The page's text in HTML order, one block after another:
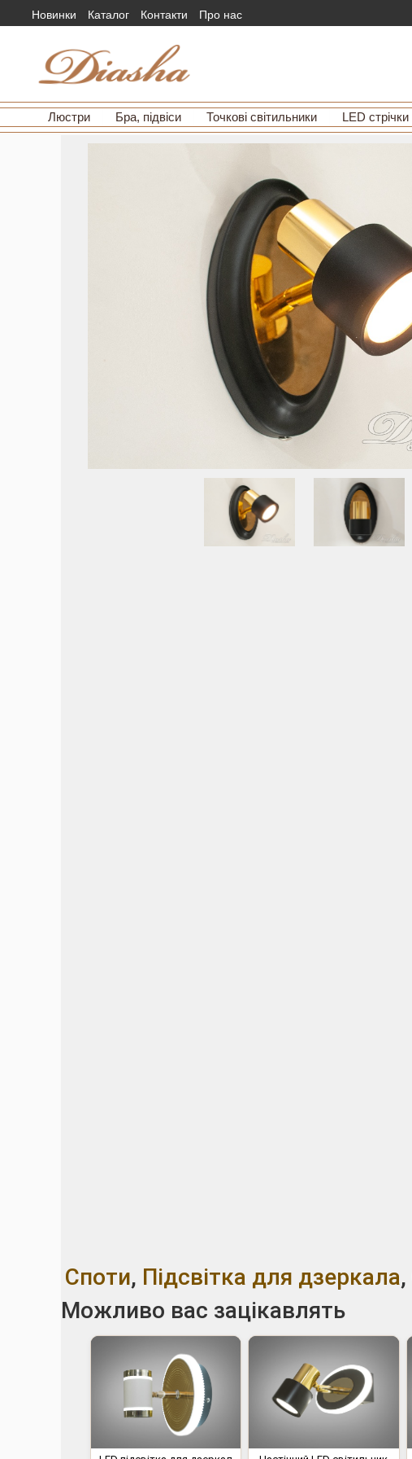
Новинки Каталог Контакти Про нас
Люстри Бра, підвіси Точкові світильники LED стрічки
Споти, Підсвітка для дзеркала,
Можливо вас зацікавлять